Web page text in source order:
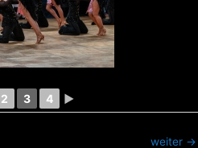
2 3 4 ►
weiter →